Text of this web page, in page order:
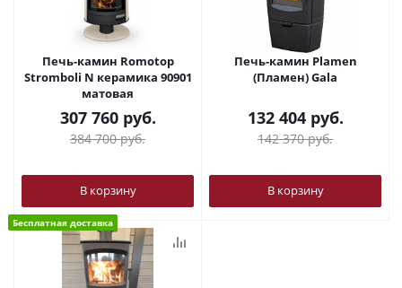
Печь-камин Romotop
Stromboli N керамика 90901
матовая
307 760руб.
384 700руб.
В корзину
Печь-камин Plamen
(Пламен) Gala
132 404руб.
142 370руб.
В корзину
Бесплатная доставка